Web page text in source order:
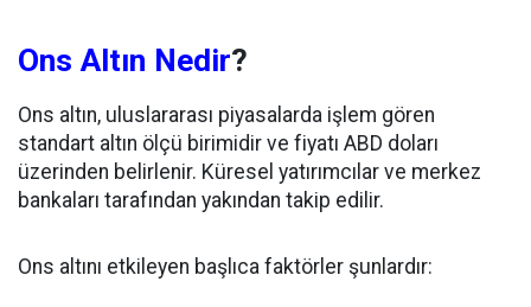
Ons Altın Nedir?
Ons altın, uluslararası piyasalarda işlem gören
standart altın ölçü birimidir ve fiyatı ABD doları
üzerinden belirlenir. Küresel yatırımcılar ve merkez
bankaları tarafından yakından takip edilir.
Ons altını etkileyen başlıca faktörler şunlardır: